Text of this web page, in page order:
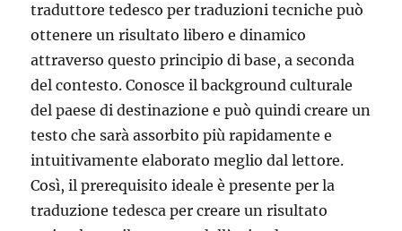
traduttore tedesco per traduzioni tecniche può
ottenere un risultato libero e dinamico
attraverso questo principio di base, a seconda
del contesto. Conosce il background culturale
del paese di destinazione e può quindi creare un
testo che sarà assorbito più rapidamente e
intuitivamente elaborato meglio dal lettore.
Così, il prerequisito ideale è presente per la
traduzione tedesca per creare un risultato